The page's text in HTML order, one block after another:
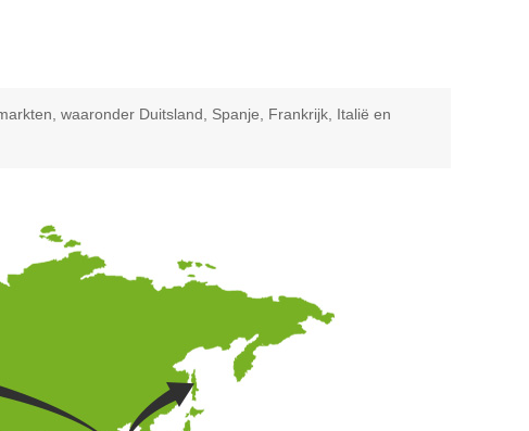
waaronder Duitsland, Spanje, Frankrijk, Italië en